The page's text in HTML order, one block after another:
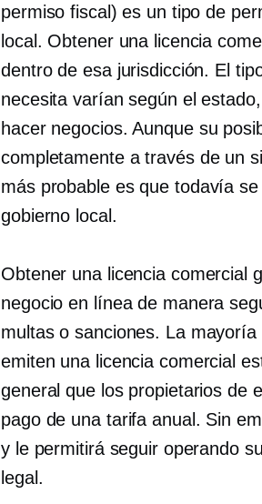
permiso fiscal) es un tipo de
local. Obtener una licencia
dentro de esa jurisdicción. El
necesita varían según el
hacer negocios. Aunque su
completamente a través de un
más probable es que todavía
gobierno local.
Obtener una licencia comercial
negocio en línea de manera
multas o sanciones. La
emiten una licencia comercial
general que los propietarios de
pago de una tarifa anual. Sin
y le permitirá seguir operando
legal.